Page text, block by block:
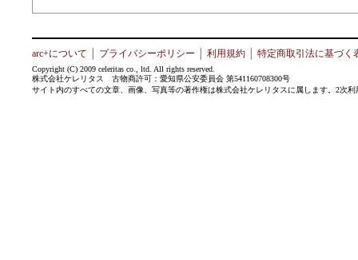
arc+について プライバシーポリシー 利用規約 特定商取引法に基づく
Copyright (C) 2009 celeritas co., ltd. All rights reserved.
株式会社ケレリタス 古物商許可：愛知県公安委員会 第541160708300号
サイト内のすべての文章、画像、写真等の著作権は株式会社ケレリタスに属します。2次